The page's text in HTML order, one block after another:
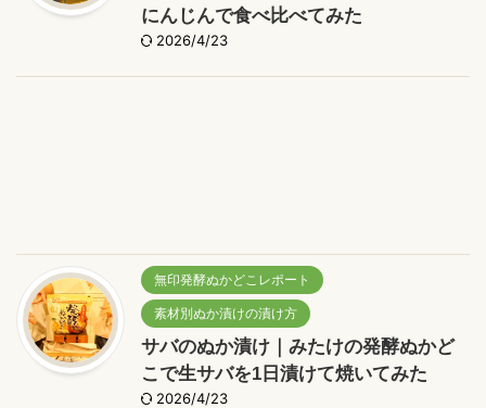
にんじんで食べ比べてみた
2026/4/23
無印発酵ぬかどこレポート
素材別ぬか漬けの漬け方
サバのぬか漬け｜みたけの発酵ぬかど
こで生サバを1日漬けて焼いてみた
2026/4/23